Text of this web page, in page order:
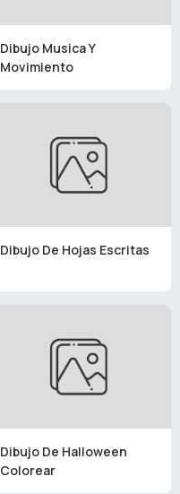
Dibujo Musica Y
Movimiento
Dibujo De Hojas Escritas
Dibujo De Halloween
Colorear